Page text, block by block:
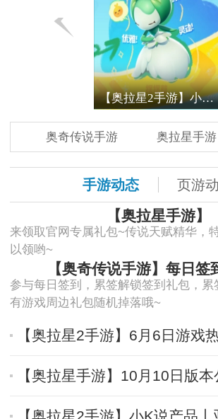
【奥拉星2手游】小亚比的大烦恼 丨摆摆草篇
奥奇传说手游 奥拉星手游
手游动态 页游
【奥拉星手游】
来领取官网专属礼包~传说天赋精华，
以领哟~
【奥奇传说手游】每日签
参与每日签到，累签解锁签到礼包，累
有游戏周边礼包随机掉落哦~
【奥拉星2手游】6月6日游戏